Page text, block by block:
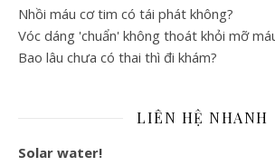
Nhồi máu cơ tim có tái phát không?
Vóc dáng 'chuẩn' không thoát khỏi mỡ
Bao lâu chưa có thai thì đi khám?
LIÊN HỆ NHANH
Solar water!